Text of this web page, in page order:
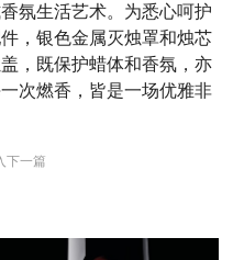
氛生活艺术。为悉心呵护
，银色金属灭烛罩和烛芯
，既保护蜡体和香氛，亦
次燃香，皆是一场优雅非
下一篇